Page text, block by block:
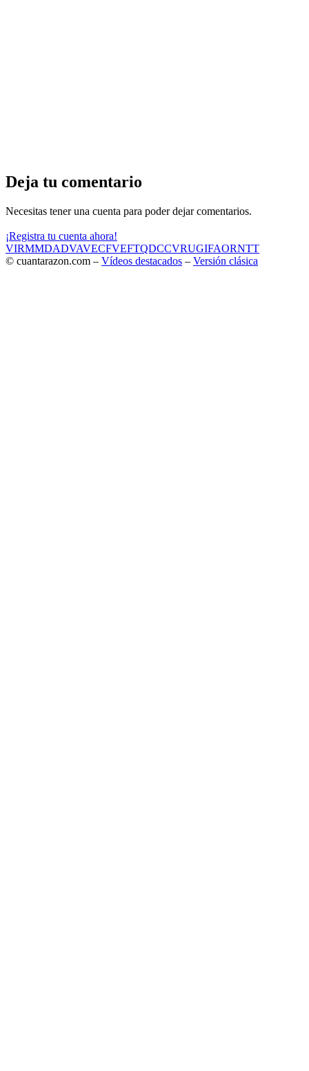
Deja tu comentario
Necesitas tener una cuenta para poder dejar comentarios.
¡Registra tu cuenta ahora!
VIRMMDADVAVECFVEFTQDCCVRUGIFAORNTT
© cuantarazon.com – Vídeos destacados – Versión clásica